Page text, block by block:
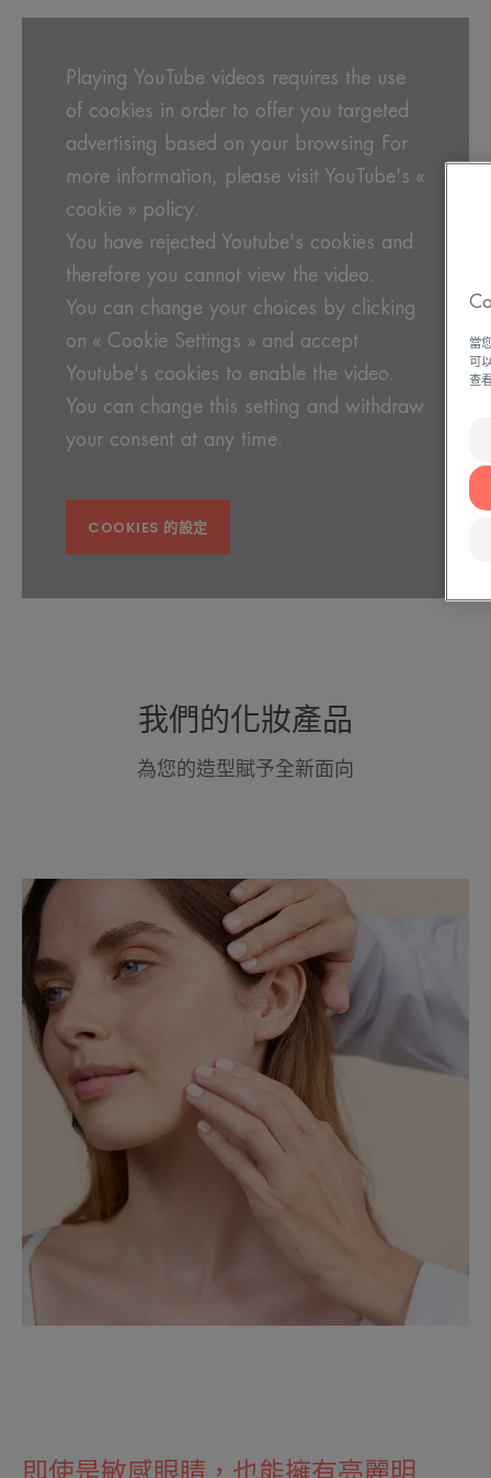
Playing YouTube videos requires the use
of cookies in order to offer you targeted
advertising based on your browsing For
more information, please visit YouTube's «
cookie » policy.
You have rejected Youtube's cookies and
therefore you cannot view the video.
You can change your choices by clicking
on « Cookie Settings » and accept
Youtube's cookies to enable the video.
You can change this setting and withdraw
your consent at any time.
COOKIES 的設定
我們的化妝產品
為您的造型賦予全新面向
即使是敏感眼睛，也能擁有亮麗明
當
可
查